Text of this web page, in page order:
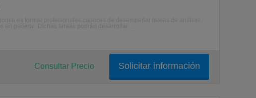
Solicitar información
Consultar Precio